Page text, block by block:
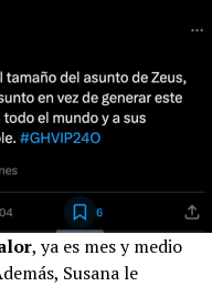
, ya es mes y medio
Susana le